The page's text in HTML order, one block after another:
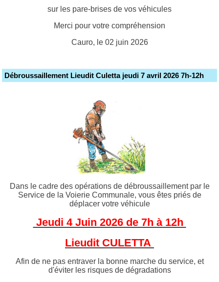
sur les pare-brises de vos véhicules
Merci pour votre compréhension
Cauro, le 02 juin 2026
Débroussaillement Lieudit Culetta jeudi 7 avril 2026 7h-12h
Dans le cadre des opérations de débroussaillement par le
Service de la Voierie Communale, vous êtes priés de
déplacer votre véhicule
Jeudi 4 Juin 2026 de 7h à 12h
Lieudit CULETTA
Afin de ne pas entraver la bonne marche du service, et
d'éviter les risques de dégradations